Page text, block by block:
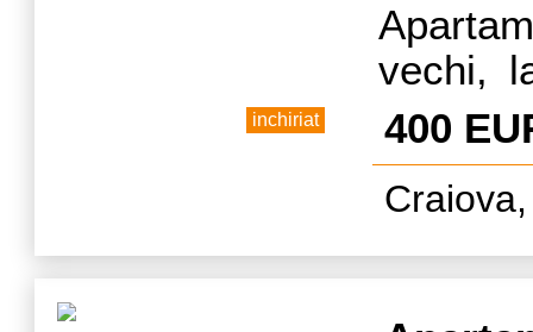
inchiriat
vechi,
de
posibila
400